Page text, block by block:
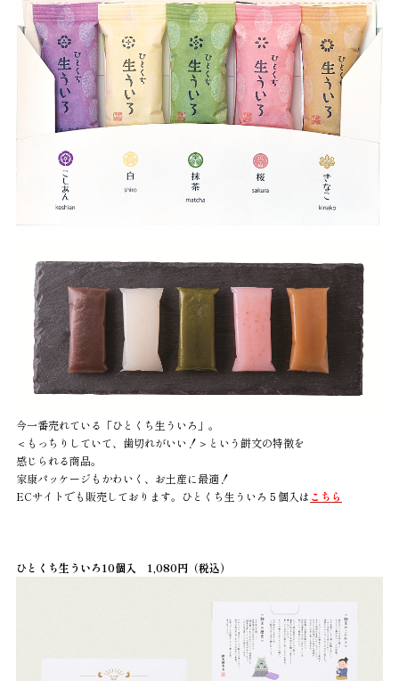
今一番売れている「ひとくち生ういろ」。
＜もっちりしていて、歯切れがいい！＞という餅文の特徴を
感じられる商品。
家康パッケージもかわいく、お土産に最適！
ECサイトでも販売しております。ひとくち生ういろ５個入は こちら
ひとくち生ういろ10個入 1,080円（税込）